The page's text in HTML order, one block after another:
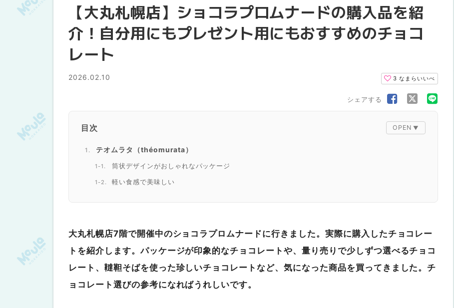
【大丸札幌店】ショコラプロムナードの購入品を紹
介！自分用にもプレゼント用にもおすすめのチョコ
レート
2026.02.10 3 なまらいいべ
シェアする
目次
テオムラタ（théomurata）
筒状デザインがおしゃれなパッケージ
軽い食感で美味しい
実際に購入したチョコレート
SOIL CHOCOLATE
札幌のチョコレートショップ
韃靼そばのチョコレート
大丸札幌店7階で開催中のショコラプロムナードに行きました。実際に購入したチョコレー
トを紹介します。パッケージが印象的なチョコレートや、量り売りで少しずつ選べるチョコ
レート、韃靼そばを使った珍しいチョコレートなど、気になった商品を買ってきました。チ
ョコレート選びの参考になればうれしいです。